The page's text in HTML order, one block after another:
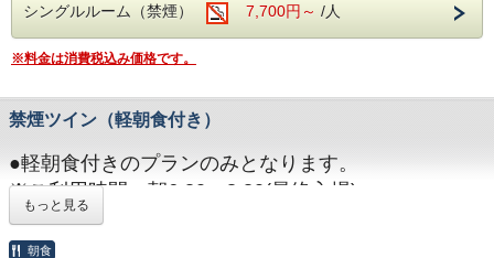
※駐車場のご予約は出来ません。
●満室の場合でも空きがある場合もございます。お電
話にて確認ください。
●キャンセルにつきましては、ご宿泊開始日を起算と
し以下の通り申し受けます。
・ご宿泊日二日前まで・・・ 無料
・ご宿泊日前日・・・ 宿泊料金の30%
・ご宿泊日当日、連絡なき不泊・・・ 宿泊料金の
100%
シングルルーム（禁煙） 7,700円～ /人
※料金は消費税込み価格です。
禁煙ツイン（軽朝食付き）
●軽朝食付きのプランのみとなります。
※ご利用時間：朝6:30～8:30(最終入場)
●駐車料金は一律\300/1台1泊となります。
大型車等でお越しの方は、ご要望欄にその旨記載をお
もっと見る
朝食